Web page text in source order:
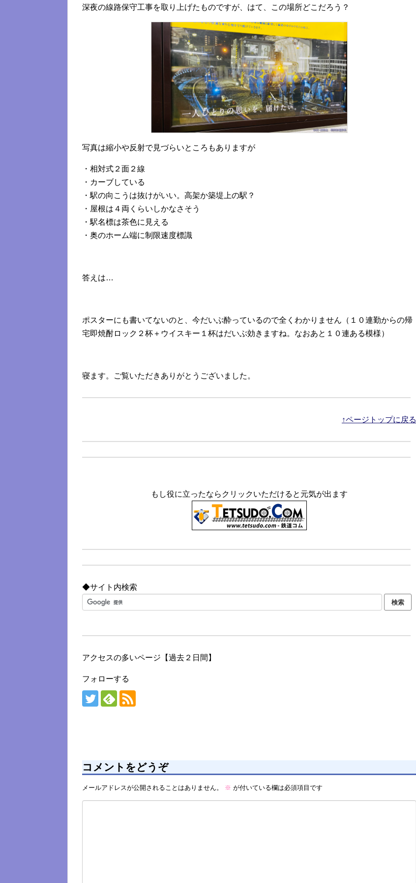
深夜の線路保守工事を取り上げたものですが、はて、この場所どこだろう？
写真は縮小や反射で見づらいところもありますが
・相対式２面２線
・カーブしている
・駅の向こうは抜けがいい。高架か築堤上の駅？
・屋根は４両くらいしかなさそう
・駅名標は茶色に見える
・奥のホーム端に制限速度標識
答えは…
ポスターにも書いてないのと、今だいぶ酔っているので全くわかりません（１０連勤からの帰
宅即焼酎ロック２杯＋ウイスキー１杯はだいぶ効きますね。なおあと１０連ある模様）
寝ます。ご覧いただきありがとうございました。
↑ページトップに戻る
もし役に立ったならクリックいただけると元気が出ます
◆サイト内検索
アクセスの多いページ【過去２日間】
フォローする
コメントをどうぞ
メールアドレスが公開されることはありません。 ※ が付いている欄は必須項目です